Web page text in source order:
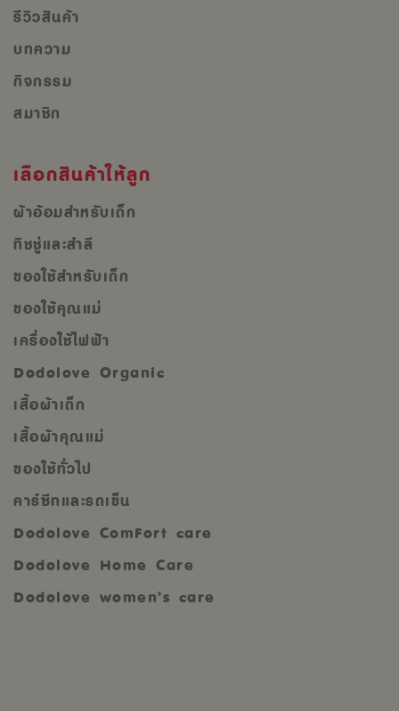
รีวิวสินค้า
บทความ
กิจกรรม
สมาชิก
เลือกสินค้าให้ลูก
ผ้าอ้อมสำหรับเด็ก
ทิชชู่และสำลี
ของใช้สำหรับเด็ก
ของใช้คุณแม่
เครื่องใช้ไฟฟ้า
Dodolove Organic
เสื้อผ้าเด็ก
เสื้อผ้าคุณแม่
ของใช้ทั่วไป
คาร์ซีทและรถเข็น
Dodolove ComFort care
Dodolove Home Care
Dodolove women’s care